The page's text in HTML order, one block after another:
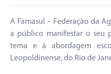
A Famasul – Federação da
a público manifestar o seu
tema e à abordagem
Leopoldinense, do Rio de